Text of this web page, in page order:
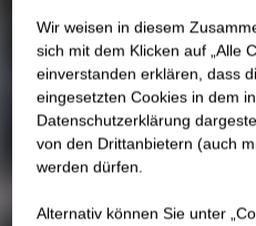
Wir weisen in diesem
sich mit dem Klicken auf „Alle
ein­ver­standen erklären, dass
eingesetzten Cookies in dem
Datenschutzerklärung
von den Drittanbietern (auch
werden dürfen.
Alternativ können Sie unter